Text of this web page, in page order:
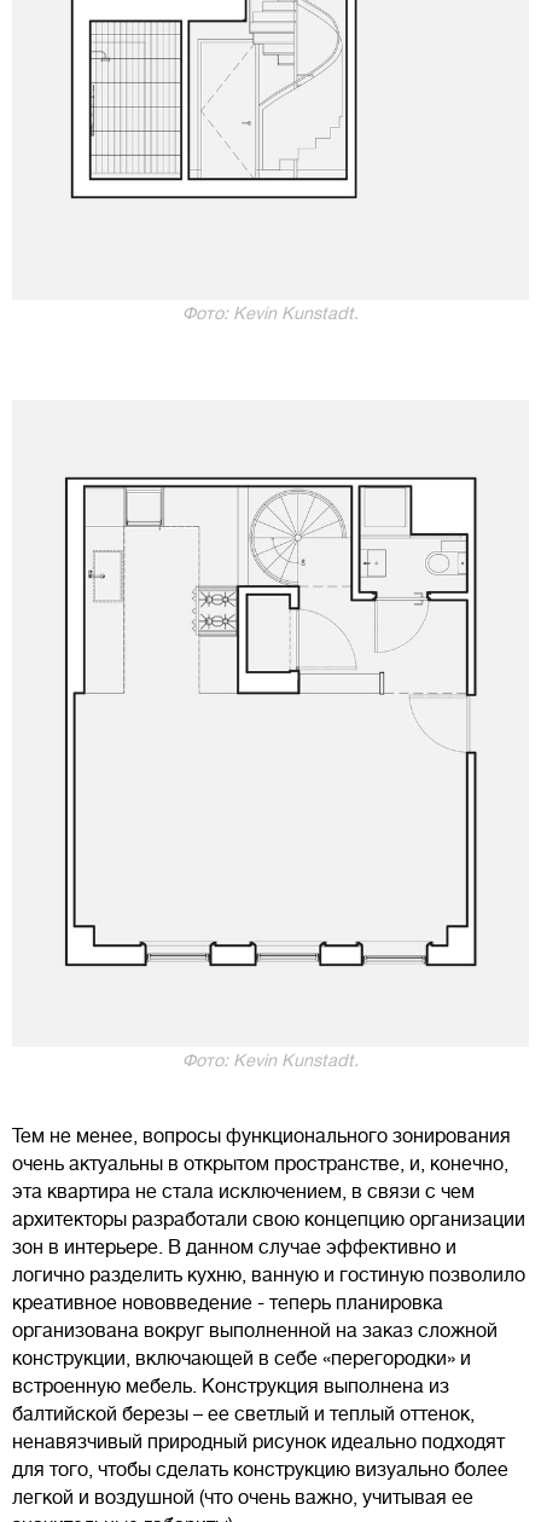
Фото: Kevin Kunstadt.
Фото: Kevin Kunstadt.
Тем не менее, вопросы функционального зонирования
очень актуальны в открытом пространстве, и, конечно,
эта квартира не стала исключением, в связи с чем
архитекторы разработали свою концепцию организации
зон в интерьере. В данном случае эффективно и
логично разделить кухню, ванную и гостиную позволило
креативное нововведение - теперь планировка
организована вокруг выполненной на заказ сложной
конструкции, включающей в себе «перегородки» и
встроенную мебель. Конструкция выполнена из
балтийской березы – ее светлый и теплый оттенок,
ненавязчивый природный рисунок идеально подходят
для того, чтобы сделать конструкцию визуально более
легкой и воздушной (что очень важно, учитывая ее